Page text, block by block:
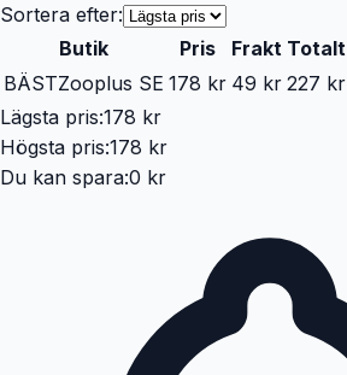
Sortera efter:
Butik
Pris Frakt Totalt
BÄSTZooplus SE 178 kr 49 kr 227 kr
Lägsta pris:178 kr
Högsta pris:178 kr
Du kan spara:0 kr